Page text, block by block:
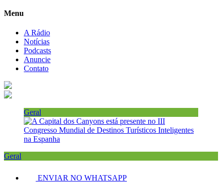
Menu
A Rádio
Notícias
Podcasts
Anuncie
Contato
Geral
Geral
ENVIAR NO WHATSAPP